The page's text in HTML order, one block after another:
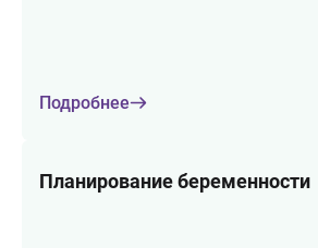
Подробнее
Планирование беременности